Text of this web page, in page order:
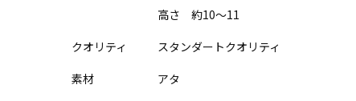
高さ 約10～11
クオリティ
スタンダートクオリティ
素材
アタ